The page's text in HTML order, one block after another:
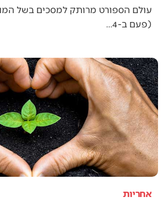
עולם הספורט מרותק למסכים בשל
(פעם ב-4…
אחריות